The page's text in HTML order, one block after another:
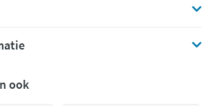
ook